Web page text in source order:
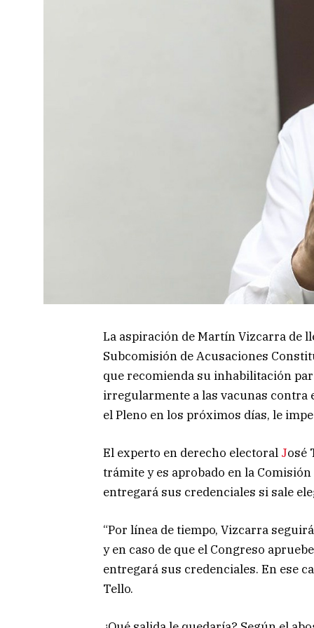
La aspiración de Martín Vizcarra de
Subcomisión de Acusaciones
que recomienda su inhabilitación
irregularmente a las vacunas contra
el Pleno en los próximos días, le
El experto en derecho electoral José
trámite y es aprobado en la
entregará sus credenciales si sale
“Por línea de tiempo, Vizcarra
y en caso de que el Congreso
entregará sus credenciales. En ese
Tello.